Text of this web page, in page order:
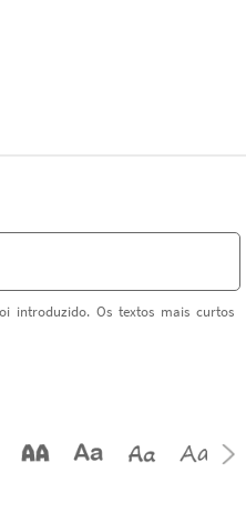
introduzido. Os textos mais curtos